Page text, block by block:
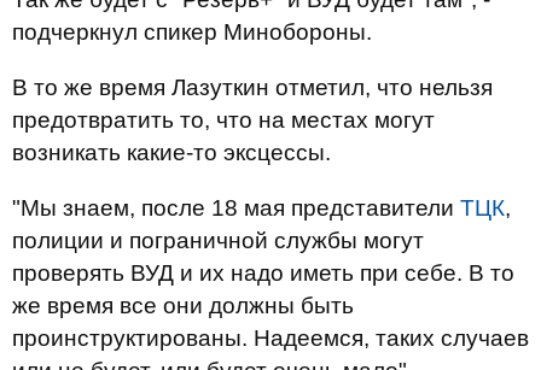
подчеркнул спикер Минобороны.
В то же время Лазуткин отметил, что нельзя
предотвратить то, что на местах могут
возникать какие-то эксцессы.
"Мы знаем, после 18 мая представители ТЦК,
полиции и пограничной службы могут
проверять ВУД и их надо иметь при себе. В то
же время все они должны быть
проинструктированы. Надеемся, таких случаев